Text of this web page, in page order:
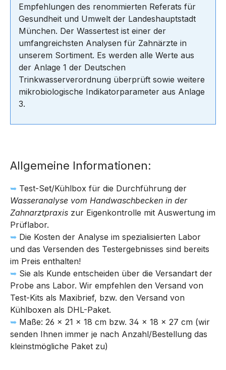
Empfehlungen des renommierten Referats für
Gesundheit und Umwelt der Landeshauptstadt
München. Der Wassertest ist einer der
umfangreichsten Analysen für Zahnärzte in
unserem Sortiment. Es werden alle Werte aus
der Anlage 1 der Deutschen
Trinkwasserverordnung überprüft sowie weitere
mikrobiologische Indikatorparameter aus Anlage
3.
Allgemeine Informationen:
➥ Test-Set/Kühlbox für die Durchführung der
Wasseranalyse vom Handwaschbecken in der
Zahnarztpraxis zur Eigenkontrolle mit Auswertung im
Prüflabor.
➥ Die Kosten der Analyse im spezialisierten Labor
und das Versenden des Testergebnisses sind bereits
im Preis enthalten!
➥ Sie als Kunde entscheiden über die Versandart der
Probe ans Labor. Wir empfehlen den Versand von
Test-Kits als Maxibrief, bzw. den Versand von
Kühlboxen als DHL-Paket.
➥ Maße: 26 x 21 x 18 cm bzw. 34 x 18 x 27 cm (wir
senden Ihnen immer je nach Anzahl/Bestellung das
kleinstmögliche Paket zu)